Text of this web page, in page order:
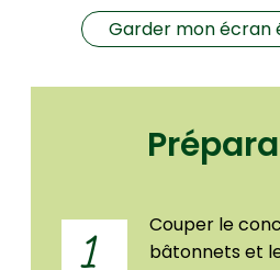
Garder mon écran
1
Couper le
bâtonnets et